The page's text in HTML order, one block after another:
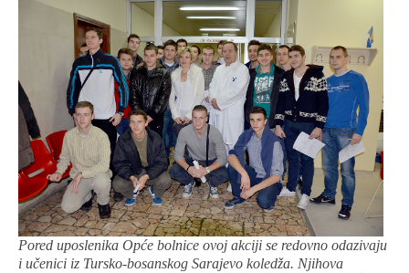
Pored uposlenika Opće bolnice ovoj akciji se redovno odazivaju
i učenici iz Tursko-bosanskog Sarajevo koledža. Njihova